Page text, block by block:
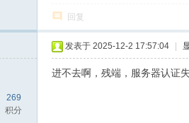
回复
269
积分
发表于 2025-12-2 17:57:04
进不去啊，残端，服务器认证